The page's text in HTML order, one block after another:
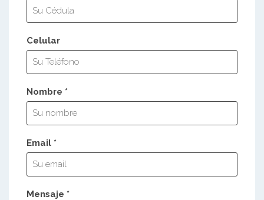
Celular
Nombre *
Email *
Mensaje *